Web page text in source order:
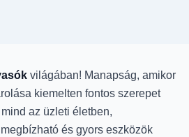
világában! Manapság, amikor
kiemelten fontos szerepet
az üzleti életben,
és gyors eszközök